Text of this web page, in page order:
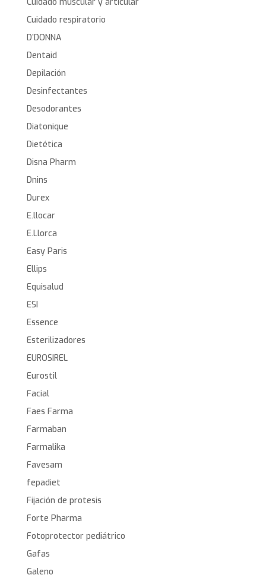
Cuidado respiratorio
D’DONNA
Dentaid
Depilación
Desinfectantes
Desodorantes
Diatonique
Dietética
Disna Pharm
Dnins
Durex
E.llocar
E.Llorca
Easy Paris
Ellips
Equisalud
ESI
Essence
Esterilizadores
EUROSIREL
Eurostil
Facial
Faes Farma
Farmaban
Farmalika
Favesam
fepadiet
Fijación de protesis
Forte Pharma
Fotoprotector pediátrico
Gafas
Galeno